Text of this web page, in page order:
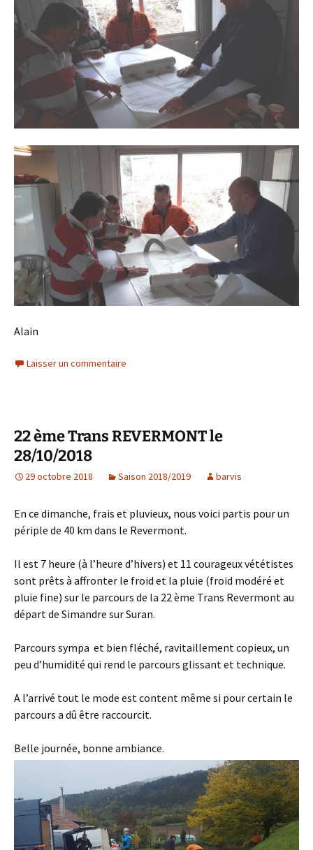
Alain
Laisser un commentaire
22 ème Trans REVERMONT le
28/10/2018
29 octobre 2018 Saison 2018/2019 barvis
En ce dimanche, frais et pluvieux, nous voici partis pour un
périple de 40 km dans le Revermont.
Il est 7 heure (à l’heure d’hivers) et 11 courageux vététistes
sont prêts à affronter le froid et la pluie (froid modéré et
pluie fine) sur le parcours de la 22 ème Trans Revermont au
départ de Simandre sur Suran.
Parcours sympa et bien fléché, ravitaillement copieux, un
peu d’humidité qui rend le parcours glissant et technique.
A l’arrivé tout le mode est content même si pour certain le
parcours a dû être raccourcit.
Belle journée, bonne ambiance.